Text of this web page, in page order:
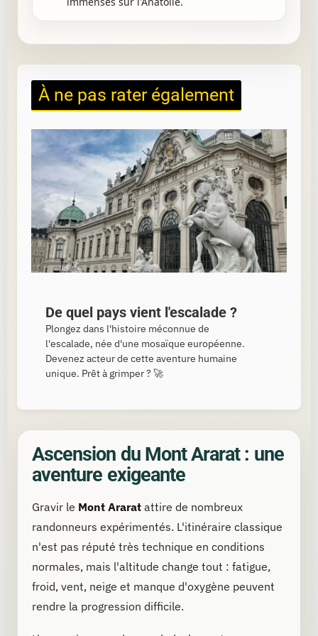
À ne pas rater également
De quel pays vient l'escalade ?
Plongez dans l'histoire méconnue de
l'escalade, née d'une mosaïque européenne.
Devenez acteur de cette aventure humaine
unique. Prêt à grimper ? 🚀
Ascension du Mont Ararat : une
aventure exigeante
Gravir le Mont Araratattire de nombreux
randonneurs expérimentés. L'itinéraire classique
n'est pas réputé très technique en conditions
normales, mais l'altitude change tout : fatigue,
froid, vent, neige et manque d'oxygène peuvent
rendre la progression difficile.